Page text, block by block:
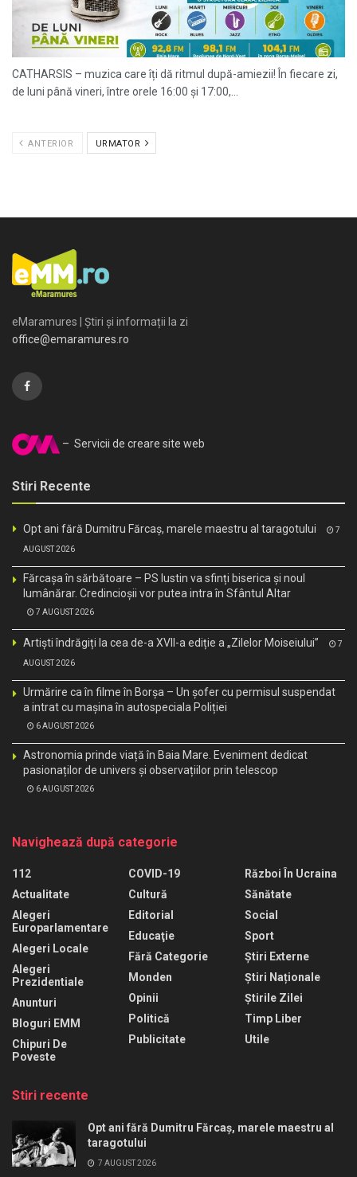
CATHARSIS – muzica care îți dă ritmul după-amiezii! În fiecare zi,
de luni până vineri, între orele 16:00 și 17:00,...
ANTERIOR URMATOR
eMaramures | Știri și informații la zi
office@emaramures.ro
– Servicii de creare site web
Stiri Recente
Opt ani fără Dumitru Fărcaș, marele maestru al taragotului 7
AUGUST 2026
Fărcașa în sărbătoare – PS Iustin va sfinți biserica și noul
lumânărar. Credincioșii vor putea intra în Sfântul Altar
7 AUGUST 2026
Artiști îndrăgiți la cea de-a XVII-a ediție a „Zilelor Moiseiului” 7
AUGUST 2026
Urmărire ca în filme în Borșa – Un șofer cu permisul suspendat
a intrat cu mașina în autospeciala Poliției
6 AUGUST 2026
Astronomia prinde viață în Baia Mare. Eveniment dedicat
pasionaților de univers și observațiilor prin telescop
6 AUGUST 2026
Navighează după categorie
112
Actualitate
Alegeri
Europarlamentare
Alegeri Locale
Alegeri
Prezidentiale
Anunturi
Bloguri EMM
Chipuri De
Poveste
COVID-19
Cultură
Editorial
Educaţie
Fără Categorie
Monden
Opinii
Politică
Publicitate
Război În Ucraina
Sănătate
Social
Sport
Știri Externe
Știri Naționale
Știrile Zilei
Timp Liber
Utile
Stiri recente
Opt ani fără Dumitru Fărcaș, marele maestru al
taragotului
7 AUGUST 2026